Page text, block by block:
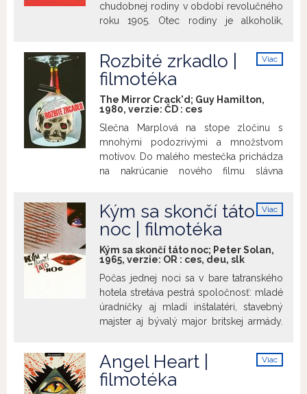
všetko bol malý slovenský vklad k
udalostiam, ktoré doboví propagandisti
víťazstvo pracujúceho ľudu“. A potom
nasledovali súdy a rozsudky. „Posledná
bitka vzplála...“ Uvedené budú vydania
Týždňa vo filme č. 23/1946, 40/1947,
47/1947, 10/1948, 11/1948, 19/1948
chudobnej rodiny v období revolučného
roku 1905. Otec rodiny je alkoholik,
revolucionár a aktívny účastník
generálneho štrajku. Počas štrajku je
matky surovo zbitý a odvedený. To
matku definitívne zlomí a pridáva sa na
stranu štrajkujúcich robotníkov.
Viac
Rozbité zrkadlo |
filmotéka
The Mirror Crack'd; Guy Hamilton,
1980, verzie: ČD : ces
Slečna Marplová na stope zločinu s
mnohými podozrivými a množstvom
motívov. Do malého mestečka prichádza
na nakrúcanie nového filmu slávna
očariť svojich Fanúšikov. Marina
usporiada v meste večierok pre svojich
paní Babcocková, ktorá jej nadšene
rozpráva, ako sa spolu už kedysi stretli,
keď bola ešte dieťaťom... a dajú si drink.
Onedlho je paní Babcocková nájdená
mŕtva. Vyšetrovaním prípadu je poverený
inšpektor Craddock, synovec slečny
ktorá s obľubou lúšti záhady a zločiny.
Pri vyšetrovaní sa zistí, že smrť nastala po
otrave nápojom... Film uvádzame pri
Viac
Kým sa skončí táto
noc | filmotéka
Kým sa skončí táto noc; Peter Solan,
1965, verzie: OR : ces, deu, slk
Počas jednej noci sa v bare tatranského
hotela stretáva pestrá spoločnosť: mladé
úradníčky aj mladí inštalatéri, stavebný
majster aj bývalý major britskej armády.
unikátnym spôsobom. Nemal pevný
scenár a nakrúcal sa viacerými kamerami
Viac
Angel Heart |
filmotéka